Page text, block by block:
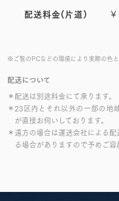
※ご覧のPCなどの環境により実際の色と
配送について
＊配送は別途料金にて承ります。
＊23区内とそれ以外の一部の地
が直接お伺いしております。
＊遠方の場合は運送会社による
る場合がありますので予めご容
配送料金(片道)